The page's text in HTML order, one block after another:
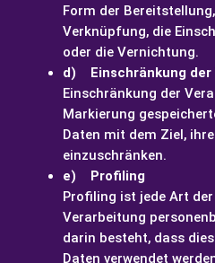
Form der
Verknüpfung, die
oder die Vernichtung.
d) Einschränkung der
Einschränkung der
Markierung
Daten mit dem Ziel,
einzuschränken.
e) Profiling
Profiling ist jede Art
Verarbeitung
darin besteht, dass
Daten verwendet